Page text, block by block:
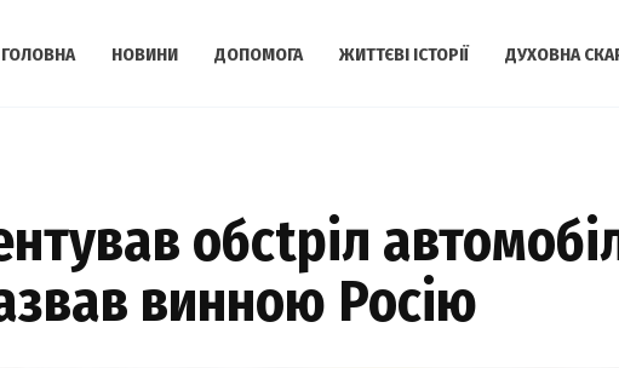
ГОЛОВНА НОВИНИ ДОПОМОГА ЖИТТЄВІ ІСТОРІЇ ДУХОВНА
обсtріл
винною Росію